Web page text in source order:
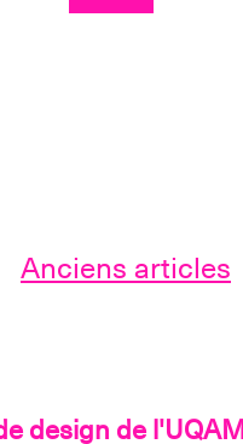
Navigation
Anciens articles
design de l'UQAM